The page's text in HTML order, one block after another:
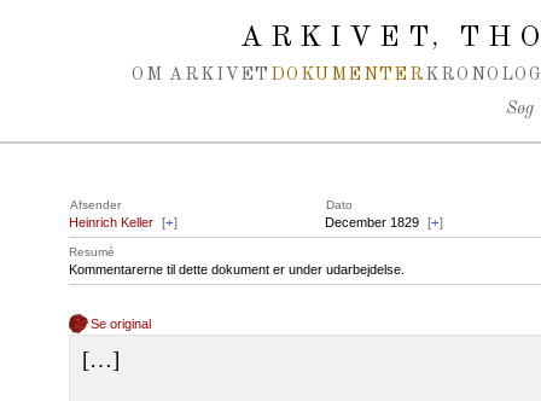
ARKIVET,
OM ARKIVET DOKUMENTER
Søg
Afsender Dato
Heinrich Keller [+] December 1829 [+]
Resumé
Kommentarerne til dette dokument er under udarbejdelse.
Se original
[…]